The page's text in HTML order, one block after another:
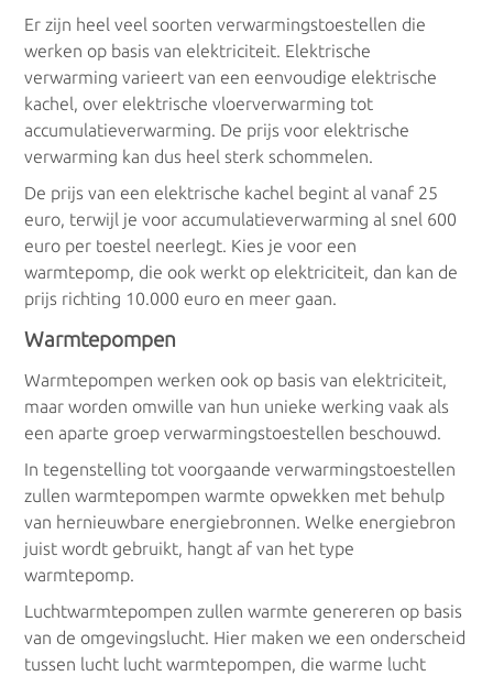
Er zijn heel veel soorten verwarmingstoestellen die
werken op basis van elektriciteit. Elektrische
verwarming varieert van een eenvoudige elektrische
kachel, over elektrische vloerverwarming tot
accumulatieverwarming. De prijs voor elektrische
verwarming kan dus heel sterk schommelen.
De prijs van een elektrische kachel begint al vanaf 25
euro, terwijl je voor accumulatieverwarming al snel 600
euro per toestel neerlegt. Kies je voor een
warmtepomp, die ook werkt op elektriciteit, dan kan de
prijs richting 10.000 euro en meer gaan.
Warmtepompen
Warmtepompen werken ook op basis van elektriciteit,
maar worden omwille van hun unieke werking vaak als
een aparte groep verwarmingstoestellen beschouwd.
In tegenstelling tot voorgaande verwarmingstoestellen
zullen warmtepompen warmte opwekken met behulp
van hernieuwbare energiebronnen. Welke energiebron
juist wordt gebruikt, hangt af van het type
warmtepomp.
Luchtwarmtepompen zullen warmte genereren op basis
van de omgevingslucht. Hier maken we een onderscheid
tussen lucht lucht warmtepompen, die warme lucht